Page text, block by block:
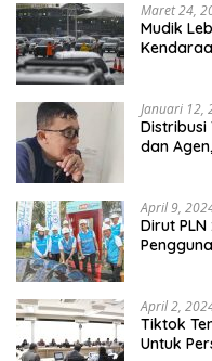
Maret 24,
Mudik
Januari 12,
Distribusi
dan
April 9,
Dirut PLN
April 2,
Tiktok
Untuk